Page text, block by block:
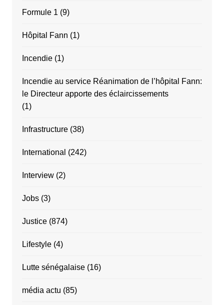
Formule 1 (9)
Hôpital Fann (1)
Incendie(1)
Incendie au service Réanimation de l’hôpital Fann:
le Directeur apporte des éclaircissements
(1)
Infrastructure(38)
International (242)
Interview(2)
Jobs(3)
Justice(874)
Lifestyle(4)
Lutte sénégalaise(16)
média actu (85)